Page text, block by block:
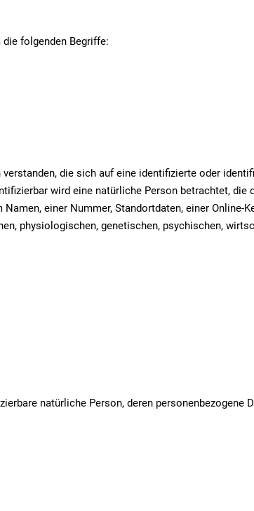
folgenden Begriffe:
die sich auf eine identifizierte oder
wird eine natürliche Person betrachtet,
einer Nummer, Standortdaten, einer Online-
physiologischen, genetischen, psychischen,
natürliche Person, deren personenbezogene